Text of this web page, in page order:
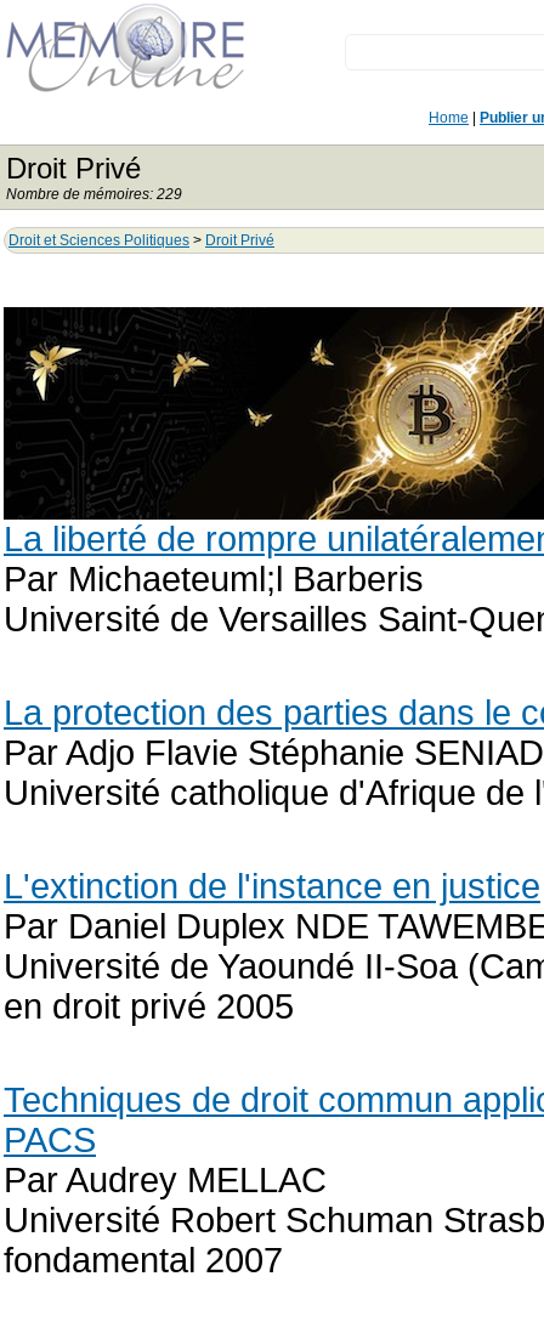
Home Publier
Droit Privé
Nombre de mémoires: 229
Droit et Sciences Politiques > Droit Privé
La liberté de rompre
Par Michaeteuml;l Barberis
Université de Versailles Saint-
La protection des parties dans le
Par Adjo Flavie Stéphanie
Université catholique d'Afrique de
L'extinction de l'instance en justice
Par Daniel Duplex NDE
Université de Yaoundé II-Soa
en droit privé 2005
Techniques de droit commun
PACS
Par Audrey MELLAC
Université Robert Schuman
fondamental 2007